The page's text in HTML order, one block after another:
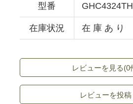
型番
在庫状況 在 庫 あ り
レビューを見る(0
レビューを投稿